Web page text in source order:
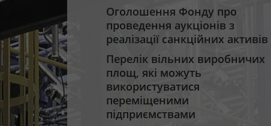
Оголошення Фонду про
проведення аукціонів з
реалізації санкційних активів
Перелік вільних виробничих
площ, які можуть
використуватися
переміщеними
підприємствами